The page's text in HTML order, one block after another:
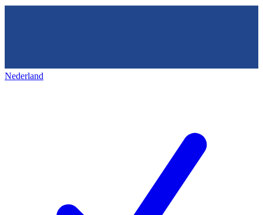
Nederland